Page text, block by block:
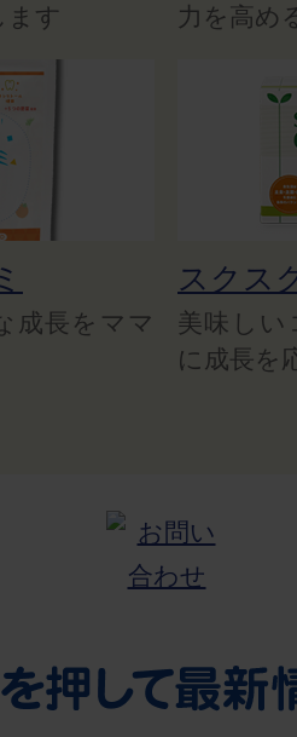
ます
力を高め
成長をママ
スクス
美味しい
に成長を